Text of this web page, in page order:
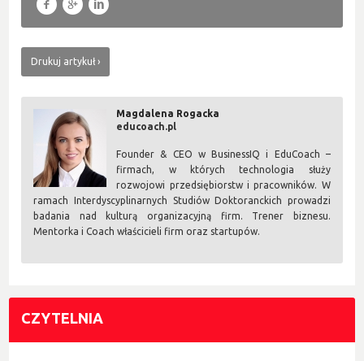
f g l
Drukuj artykuł
Magdalena Rogacka
educoach.pl
Founder & CEO w BusinessIQ i EduCoach –
firmach, w których technologia służy
rozwojowi przedsiębiorstw i pracowników. W
ramach Interdyscyplinarnych Studiów Doktoranckich prowadzi
badania nad kulturą organizacyjną firm. Trener biznesu.
Mentorka i Coach właścicieli firm oraz startupów.
CZYTELNIA